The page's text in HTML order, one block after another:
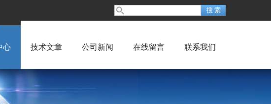
心 技术文章 公司新闻 在线留言 联系我们